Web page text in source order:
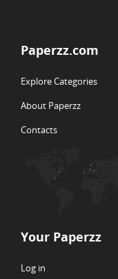
Paperzz.com
Explore Categories
About Paperzz
Contacts
Your Paperzz
Log in